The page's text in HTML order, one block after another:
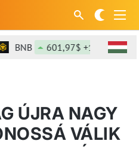
601,97$ +1,28%
ÚJRA NAGY
VÁLIK